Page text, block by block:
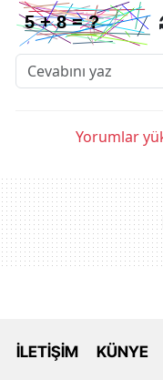
Yorumlar
İLETİŞİM KÜNYE